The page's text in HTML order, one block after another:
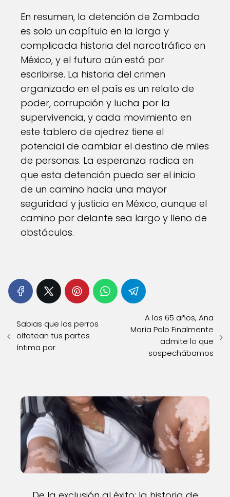
En resumen, la detención de Zambada
es solo un capítulo en la larga y
complicada historia del narcotráfico en
México, y el futuro aún está por
escribirse. La historia del crimen
organizado en el país es un relato de
poder, corrupción y lucha por la
supervivencia, y cada movimiento en
este tablero de ajedrez tiene el
potencial de cambiar el destino de miles
de personas. La esperanza radica en
que esta detención pueda ser el inicio
de un camino hacia una mayor
seguridad y justicia en México, aunque el
camino por delante sea largo y lleno de
obstáculos.
Sabias que los perros
olfatean tus partes
íntima por
A los 65 años, Ana
María Polo Finalmente
admite lo que
sospechábamos